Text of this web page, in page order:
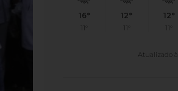
16°
11°
12°
11°
12°
11°
Atualizado